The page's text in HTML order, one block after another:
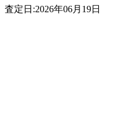
査定日:2026年06月19日